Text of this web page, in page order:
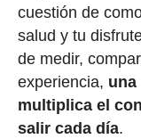
cuestión de
salud y tu
de medir,
experiencia, una
multiplica el
salir cada día.